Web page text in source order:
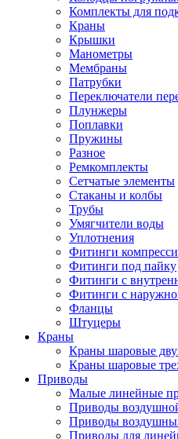
Комплекты для
Краны
Крышки
Манометры
Мембраны
Патрубки
Переключатели
Плунжеры
Поплавки
Пружины
Разное
Ремкомплекты
Сетчатые элементы
Стаканы и колбы
Трубы
Умягчители воды
Уплотнения
Фитинги
Фитинги под пайку
Фитинги с
Фитинги с
Фланцы
Штуцеры
Краны
Краны шаровые
Краны шаровые
Приводы
Малые линейные
Приводы
Приводы
Приводы для